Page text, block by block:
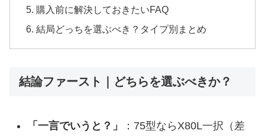
購入前に解決しておきたいFAQ
結局どっちを選ぶべき？タイプ別まとめ
結論ファースト｜どちらを選ぶべきか？
「一言でいうと？」 ：75型ならX80L一択（差